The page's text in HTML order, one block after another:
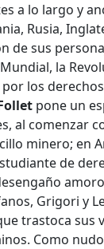
a lo largo y
Rusia,
de sus
la
los
pone un
al comenzar
minero; en
de
Grigori y
trastoca sus
Como